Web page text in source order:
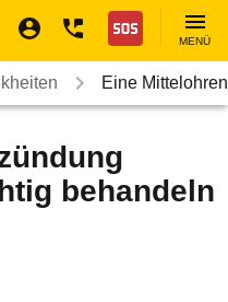
Nothilfe
MENÜ
Eine
behandeln